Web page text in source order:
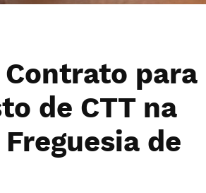
para
de CTT na
de